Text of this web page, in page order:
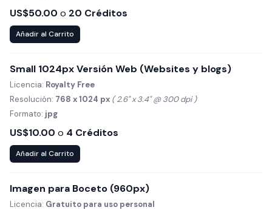
US$50.00 o 20 Créditos
Añadir al Carrito
Small 1024px Versión Web (Websites y blogs)
Licencia: Royalty Free
Resolución: 768 x 1024 px ( 2.6" x 3.4" @ 300 dpi )
Formato: jpg
US$10.00 o 4 Créditos
Añadir al Carrito
Imagen para Boceto (960px)
Licencia: Gratuito para uso personal